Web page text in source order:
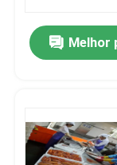
Melhor